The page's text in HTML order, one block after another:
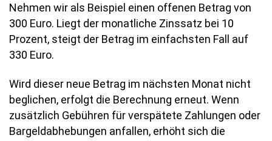
Nehmen wir als Beispiel einen offenen Betrag von
300 Euro. Liegt der monatliche Zinssatz bei 10
Prozent, steigt der Betrag im einfachsten Fall auf
330 Euro.
Wird dieser neue Betrag im nächsten Monat nicht
beglichen, erfolgt die Berechnung erneut. Wenn
zusätzlich Gebühren für verspätete Zahlungen oder
Bargeldabhebungen anfallen, erhöht sich die